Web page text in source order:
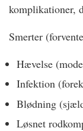
komplikationer,
Smerter
Hævelse
Infektion
Blødning
Løsnet